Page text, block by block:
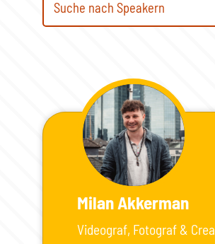
Milan Akkerman
Videograf, Fotograf &